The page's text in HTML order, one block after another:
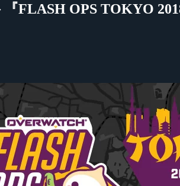
FLASH OPS TOKYO